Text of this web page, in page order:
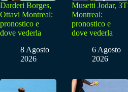
Darderi Borges,
Ottavi Montreal:
pronostico e
dove vederla
8 Agosto
2026
Musetti Jodar, 3T
Montreal:
pronostico e
dove vederla
6 Agosto
2026